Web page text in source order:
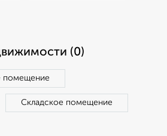
(0)
помещение
Складское помещение